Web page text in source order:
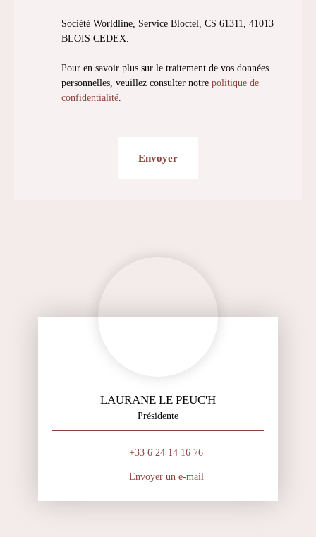
Société Worldline, Service Bloctel, CS 61311, 41013
BLOIS CEDEX.
Pour en savoir plus sur le traitement de vos données
personnelles, veuillez consulter notre politique de
confidentialité
Envoyer
LAURANE LE PEUC'H
Présidente
+33 6 24 14 16 76
Envoyer un e-mail